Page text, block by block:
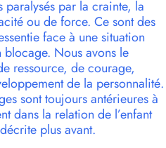
paralysés par la crainte, la
ou de force. Ce sont des
face à une situation
Nous avons le
ressource, de courage,
de la personnalité.
sont toujours antérieures à
dans la relation de l’enfant
plus avant.